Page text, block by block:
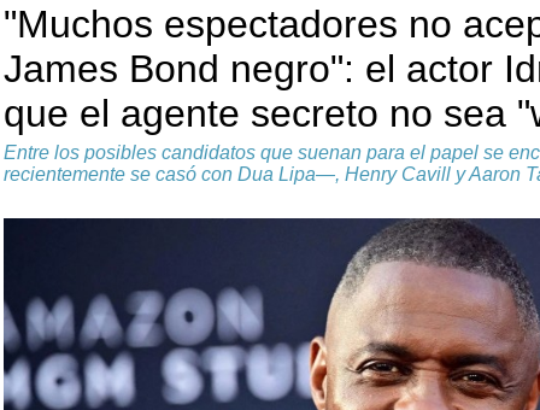
"Muchos espectadores no
James Bond negro": el actor
que el agente secreto no sea
Entre los posibles candidatos que suenan para el papel se
recientemente se casó con Dua Lipa—, Henry Cavill y Aaron